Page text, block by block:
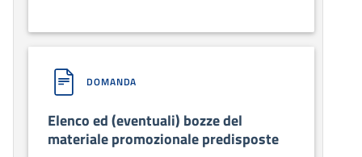
DOMANDA
Elenco ed (eventuali) bozze del
materiale promozionale predisposte